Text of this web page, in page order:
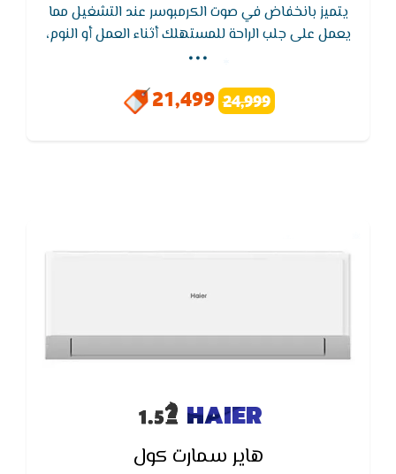
يتميز بانخفاض في صوت الكرمبوسر عند التشغيل مما
يعمل على جلب الراحة للمستهلك أثناء العمل أو النوم،
وعند غلق الجهاز لا تشعر بوجود ضوضاء كما في بقي
التشغيل,يتميز تكييف ميديا - MIDEA بوظيفة إعادة
...
21,499 24,999
HAIER
هاير سمارت كول